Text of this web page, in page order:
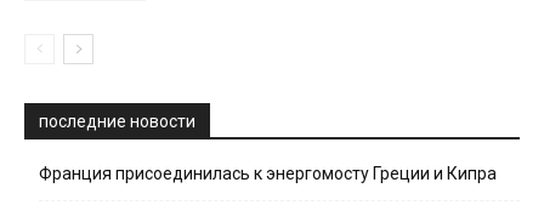
последние новости
Франция присоединилась к энергомосту Греции и Кипра